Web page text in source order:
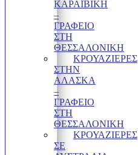
ΚΑΡΑΪΒΙΚΗ
–
ΓΡΑΦΕΊΟ
ΣΤΗ
ΘΕΣΣΑΛΟΝΊΚΗ
ΚΡΟΥΑΖΙΕΡΕΣ
ΣΤΗΝ
ΑΛΑΣΚΑ
–
ΓΡΑΦΕΊΟ
ΣΤΗ
ΘΕΣΣΑΛΟΝΊΚΗ
ΚΡΟΥΑΖΙΕΡΕΣ
ΣΕ